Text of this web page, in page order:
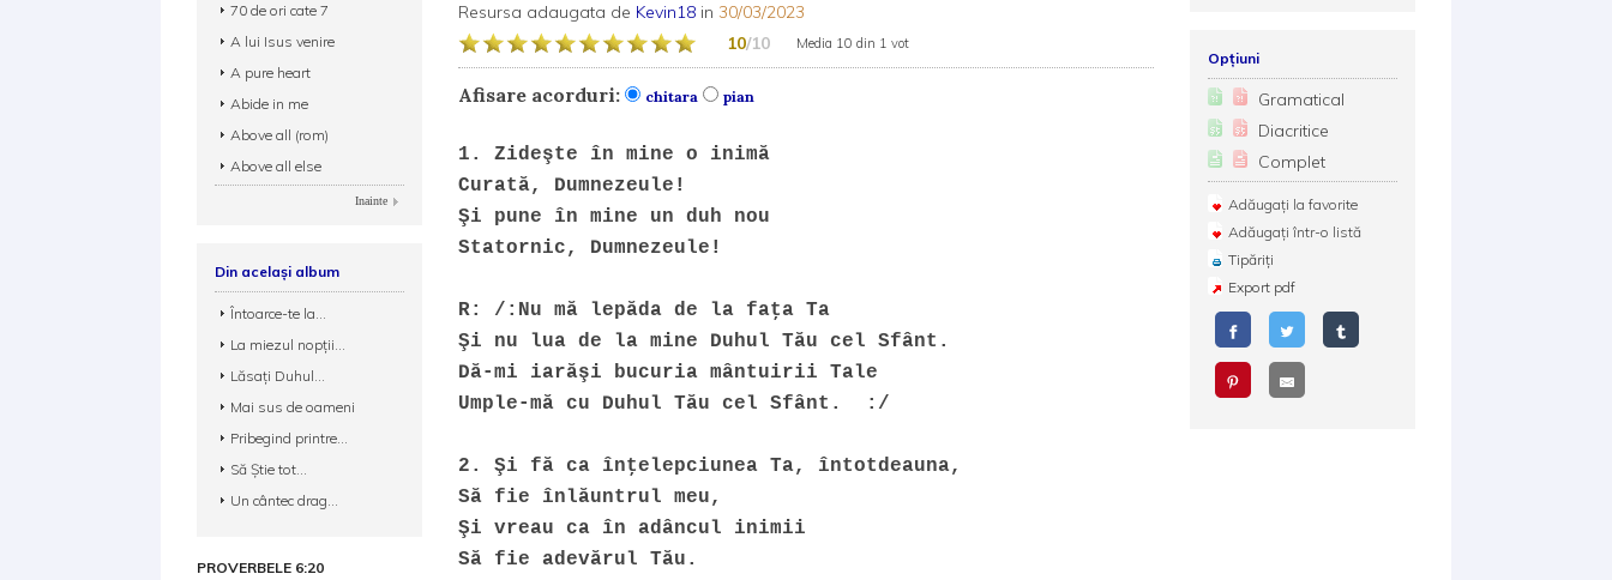
Resursa adaugata de Kevin18 in30/03/2023
10/10 Media 10 din 1 vot
Afisare acorduri: chitara pian
1. Zideşte în mine o inimă
Curată, Dumnezeule!
Şi pune în mine un duh nou
Statornic, Dumnezeule!
R: /:Nu mă lepăda de la faţa Ta
Şi nu lua de la mine Duhul Tău cel Sfânt.
Dă-mi iarăşi bucuria mântuirii Tale
Umple-mă cu Duhul Tău cel Sfânt. :/
2. Şi fă ca înţelepciunea Ta, întotdeauna,
Să fie înlăuntrul meu,
Şi vreau ca în adâncul inimii
Să fie adevărul Tău.
Opțiuni
Gramatical
Diacritice
Complet
Adăugați la favorite
Adăugați într-o listă
Tipăriți
Export pdf
70 de ori cate 7
A lui Isus venire
A pure heart
Abide in me
Above all (rom)
Above all else
Inainte
Din același album
Întoarce-te la...
La miezul nopţii...
Lăsaţi Duhul...
Mai sus de oameni
Pribegind printre...
Să Ştie tot...
Un cântec drag...
PROVERBELE 6:20